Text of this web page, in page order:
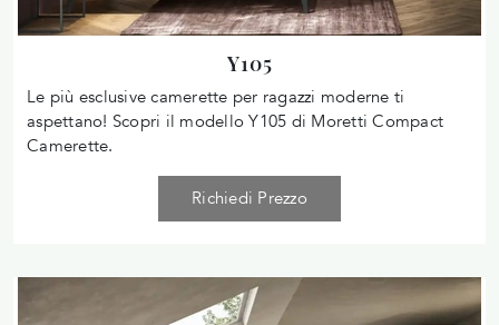
Y105
Le più esclusive camerette per ragazzi moderne ti
aspettano! Scopri il modello Y105 di Moretti Compact
Camerette.
Richiedi Prezzo